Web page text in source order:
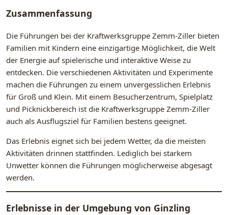
Zusammenfassung
Die Führungen bei der Kraftwerksgruppe Zemm-Ziller bieten
Familien mit Kindern eine einzigartige Möglichkeit, die Welt
der Energie auf spielerische und interaktive Weise zu
entdecken. Die verschiedenen Aktivitäten und Experimente
machen die Führungen zu einem unvergesslichen Erlebnis
für Groß und Klein. Mit einem Besucherzentrum, Spielplatz
und Picknickbereich ist die Kraftwerksgruppe Zemm-Ziller
auch als Ausflugsziel für Familien bestens geeignet.
Das Erlebnis eignet sich bei jedem Wetter, da die meisten
Aktivitäten drinnen stattfinden. Lediglich bei starkem
Unwetter können die Führungen möglicherweise abgesagt
werden.
Erlebnisse in der Umgebung von Ginzling